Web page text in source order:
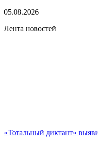
05.08.2026
Лента новостей
«Тотальный диктант»